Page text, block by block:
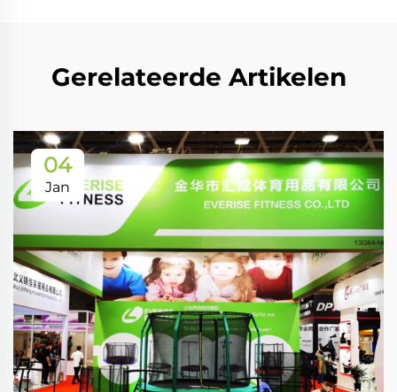
Gerelateerde Artikelen
04
Jan